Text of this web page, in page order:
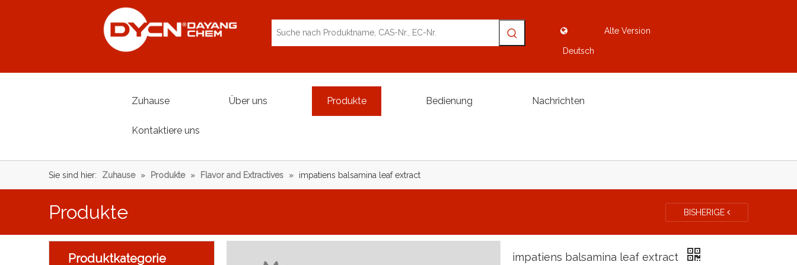
Deutsch
Alte Version
Zuhause Über uns Produkte Bedienung Nachrichten
Kontaktiere uns
Sie sind hier: Zuhause » Produkte » Flavor and Extractives » impatiens balsamina leaf extract
Produkte BISHERIGE
Produktkategorie impatiens balsamina leaf extract